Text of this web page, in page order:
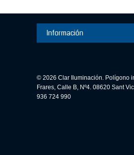
Información
© 2026 Clar Iluminación. Polígono
Frares, Calle B, Nº4. 08620 Sant
936 724 990